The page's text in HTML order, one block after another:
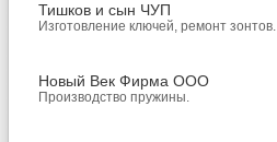
Тишков и сын ЧУП
Изготовление ключей, ремонт зонтов.
Новый Век Фирма ООО
Производство пружины.